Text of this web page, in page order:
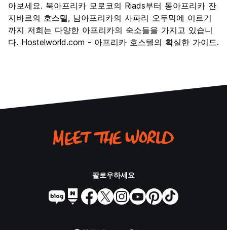
아보세요. 북아프리카 모로코의 Riads부터 동아프리카 잔
지바르의 호스텔, 남아프리카의 사파리 오두막에 이르기
까지 저희는 다양한 아프리카의 숙소들을 가지고 있습니
다. Hostelworld.com - 아프리카 호스텔의 확실한 가이드.
팔로우하세요